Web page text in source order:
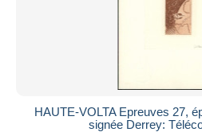
HAUTE-VOLTA Epreuves 27,
signée Derrey: